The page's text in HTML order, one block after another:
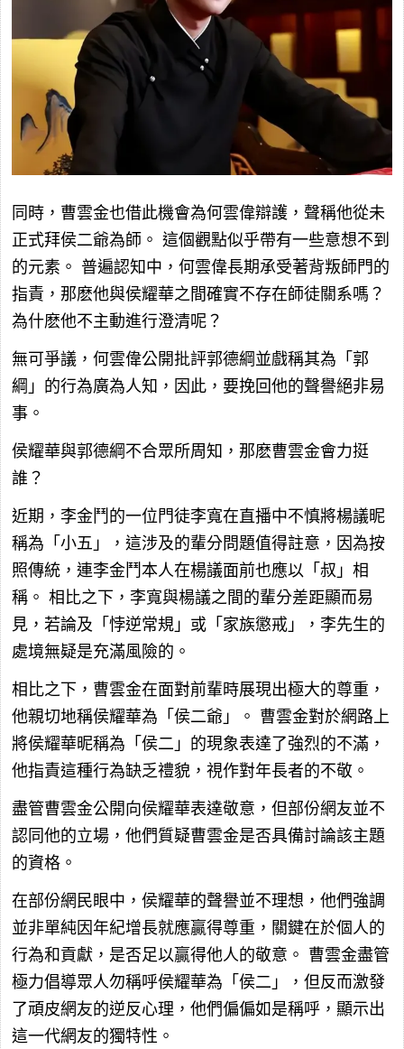
同時，曹雲金也借此機會為何雲偉辯護，聲稱他從未
正式拜侯二爺為師。 這個觀點似乎帶有一些意想不到
的元素。 普遍認知中，何雲偉長期承受著背叛師門的
指責，那麽他與侯耀華之間確實不存在師徒關系嗎？
為什麽他不主動進行澄清呢？
無可爭議，何雲偉公開批評郭德綱並戲稱其為「郭
綱」的行為廣為人知，因此，要挽回他的聲譽絕非易
事。
侯耀華與郭德綱不合眾所周知，那麽曹雲金會力挺
誰？
近期，李金鬥的一位門徒李寬在直播中不慎將楊議昵
稱為「小五」，這涉及的輩分問題值得註意，因為按
照傳統，連李金鬥本人在楊議面前也應以「叔」相
稱。 相比之下，李寬與楊議之間的輩分差距顯而易
見，若論及「悖逆常規」或「家族懲戒」，李先生的
處境無疑是充滿風險的。
相比之下，曹雲金在面對前輩時展現出極大的尊重，
他親切地稱侯耀華為「侯二爺」。 曹雲金對於網路上
將侯耀華昵稱為「侯二」的現象表達了強烈的不滿，
他指責這種行為缺乏禮貌，視作對年長者的不敬。
盡管曹雲金公開向侯耀華表達敬意，但部份網友並不
認同他的立場，他們質疑曹雲金是否具備討論該主題
的資格。
在部份網民眼中，侯耀華的聲譽並不理想，他們強調
並非單純因年紀增長就應贏得尊重，關鍵在於個人的
行為和貢獻，是否足以贏得他人的敬意。 曹雲金盡管
極力倡導眾人勿稱呼侯耀華為「侯二」，但反而激發
了頑皮網友的逆反心理，他們偏偏如是稱呼，顯示出
這一代網友的獨特性。